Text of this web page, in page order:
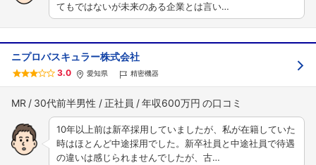
てもではないが未来のある企業とは言い…
ニプロバスキュラー株式会社
3.0 愛知県 精密機器
MR 30代前半男性 正社員 年収600万円
10年以上前は新卒採用していましたが、私が在籍していた
時はほとんど中途採用でした。新卒社員と中途社員で待遇
の違いは感じられませんでしたが、古…